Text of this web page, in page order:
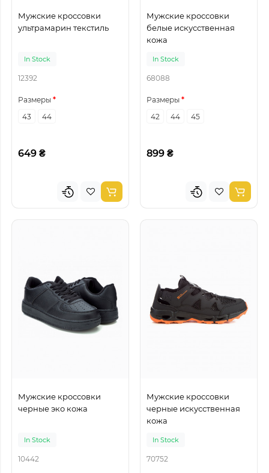
Мужские кроссовки
ультрамарин текстиль
In Stock
12392
Размеры
43
44
649 ₴
Мужские кроссовки
белые искусственная
кожа
In Stock
68088
Размеры
42
44 45
899 ₴
Мужские кроссовки
черные эко кожа
In Stock
10442
Мужские кроссовки
черные искусственная
кожа
In Stock
70752